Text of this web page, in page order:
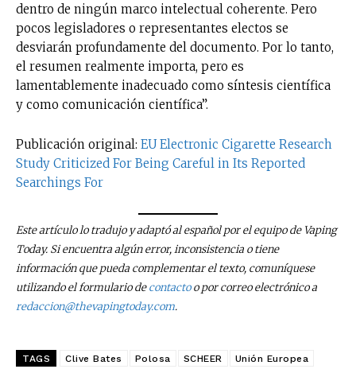
No te pierdas de las
dentro de ningún marco intelectual coherente. Pero
pocos legisladores o representantes electos se
desviarán profundamente del documento. Por lo tanto,
el resumen realmente importa, pero es
lamentablemente inadecuado como síntesis científica
y como comunicación científica”.
Publicación original: EU Electronic Cigarette Research
Study Criticized For Being Careful in Its Reported
Searchings For
Este artículo lo tradujo y adaptó al español por el equipo de Vaping
Today. Si encuentra algún error, inconsistencia o tiene
información que pueda complementar el texto, comuníquese
utilizando el formulario decontactoo por correo electrónico a
redaccion@thevapingtoday.com.
TAGS Clive Bates Polosa SCHEER Unión Europea